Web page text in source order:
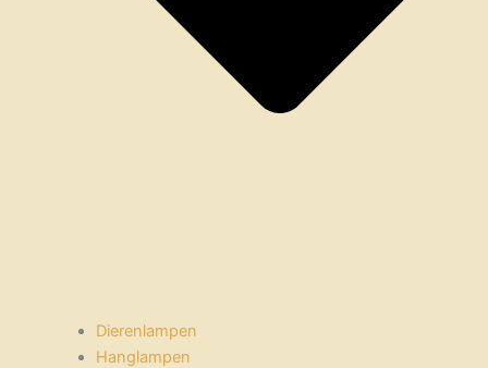
Dierenlampen
Hanglampen